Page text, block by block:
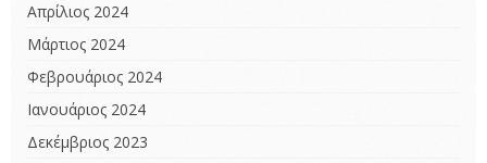
Απρίλιος 2024
Μάρτιος 2024
Φεβρουάριος 2024
Ιανουάριος 2024
Δεκέμβριος 2023